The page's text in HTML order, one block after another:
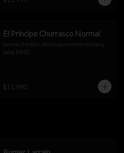
El Principe Churrasco Normal
(queso cheddar, tocino, queso mantecoso y
salsa BBQ)
$11.990